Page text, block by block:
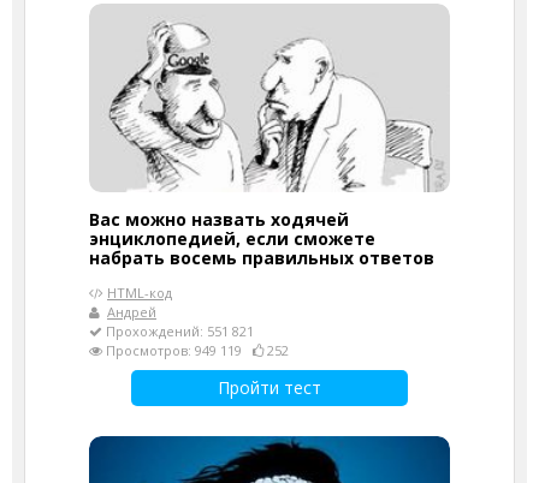
Вас можно назвать ходячей
энциклопедией, если сможете
набрать восемь правильных ответов
HTML-код
Андрей
Прохождений: 551 821
Просмотров: 949 119
252
Пройти тест